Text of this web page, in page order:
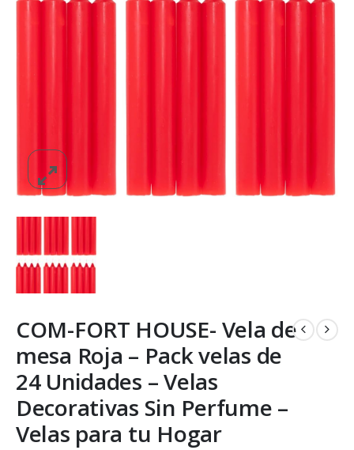
COM-FORT HOUSE- Vela de
mesa Roja – Pack velas de
24 Unidades – Velas
Decorativas Sin Perfume –
Velas para tu Hogar